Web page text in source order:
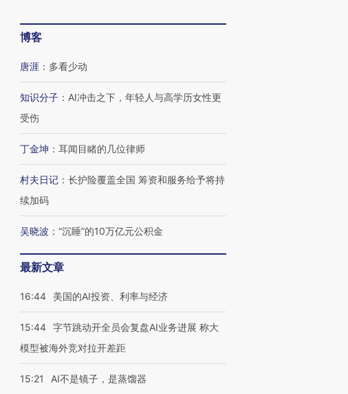
博客
唐涯 ： 多看少动
知识分子 ： AI冲击之下，年轻人与高学历女性更
受伤
丁金坤 ： 耳闻目睹的几位律师
村夫日记 ： 长护险覆盖全国 筹资和服务给予将持
续加码
吴晓波 ： “沉睡”的10万亿元公积金
最新文章
16:44 美国的AI投资、利率与经济
15:44 字节跳动开全员会复盘AI业务进展 称大
模型被海外竞对拉开差距
15:21 AI不是镜子，是蒸馏器